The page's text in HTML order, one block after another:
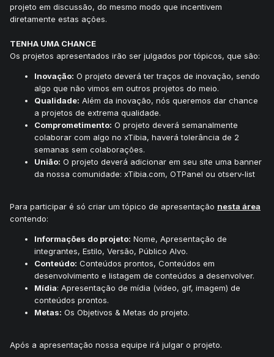
projeto em discussão, do mesmo modo que incentivem
diretamente estas ações.
TENHA UMA CHANCE
Os projetos apresentados irão ser julgados por tópicos, que são:
Inovação: O projeto deverá ter traços de inovação, sendo
algo que não vimos em outros projetos do meio.
Qualidade: Além da inovação, nós queremos dar chance
a projetos de extrema qualidade.
Comprometimento: O projeto deverá semanalmente
colaborar com algo no xTibia, haverá tolerância de 2
semanas sem colaborações.
União: O projeto deverá adicionar em seu site uma banner
da nossa comunidade: xTibia.com, OTPanel ou otserv-list
Para participar é só criar um tópico de apresentação nesta área
contendo:
Informações do projeto: Nome, Apresentação de
integrantes, Estilo, Versão, Público Alvo.
Conteúdo: Conteúdos prontos, Conteúdos em
desenvolvimento e listagem de conteúdos a desenvolver.
Mídia: Apresentação de mídia (vídeo, gif, imagem) de
conteúdos prontos.
Metas: Os Objetivos & Metas do projeto.
Após a apresentação nossa equipe irá julgar o projeto.